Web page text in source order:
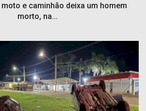
e caminhão deixa um homem
morto, na...